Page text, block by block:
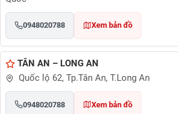
0948020788 Xem bản đồ
TÂN AN – LONG AN
Quốc lộ 62, Tp.Tân An, T.Long An
0948020788 Xem bản đồ